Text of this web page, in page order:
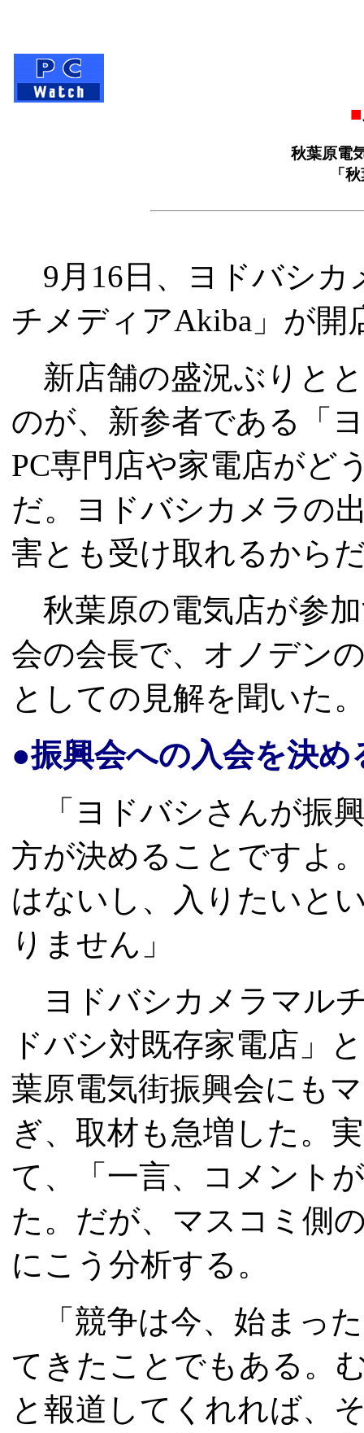
■
秋葉原電
「
9月16日、ヨドバシカ
チメディアAkiba」が開
新店舗の盛況ぶりと
のが、新参者である「
PC専門店や家電店がど
だ。ヨドバシカメラの
害とも受け取れるから
秋葉原の電気店が参
会の会長で、オノデン
としての見解を聞いた
●振興会への入会を決め
「ヨドバシさんが振
方が決めることですよ
はないし、入りたいと
りません」
ヨドバシカメラマル
ドバシ対既存家電店」
葉原電気街振興会にも
ぎ、取材も急増した。
て、「一言、コメント
た。だが、マスコミ側
にこう分析する。
「競争は今、始まっ
てきたことでもある。
と報道してくれれば、